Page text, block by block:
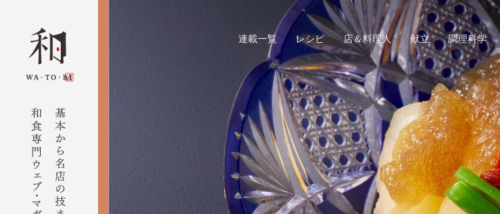
連載一覧 レシピ 店＆料理人 献立 調理科学